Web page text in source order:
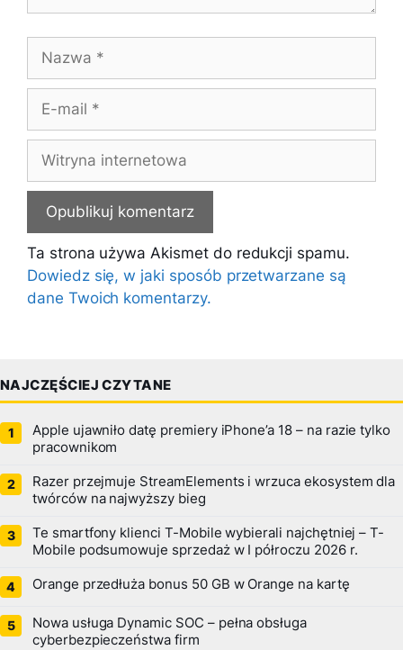
mail
internetowa
Ta strona używa Akismet do redukcji spamu.
Dowiedz się, w jaki sposób przetwarzane są
dane Twoich komentarzy.
NAJCZĘŚCIEJ CZYTANE
Apple ujawniło datę premiery iPhone’a 18 – na razie tylko
pracownikom
Razer przejmuje StreamElements i wrzuca ekosystem dla
twórców na najwyższy bieg
Te smartfony klienci T-Mobile wybierali najchętniej – T-
Mobile podsumowuje sprzedaż w I półroczu 2026 r.
Orange przedłuża bonus 50 GB w Orange na kartę
Nowa usługa Dynamic SOC – pełna obsługa
cyberbezpieczeństwa firm